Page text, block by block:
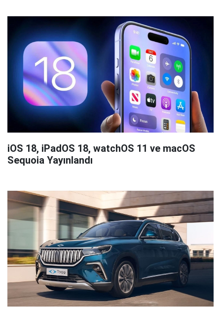
iOS 18, iPadOS 18, watchOS 11 ve macOS
Sequoia Yayınlandı